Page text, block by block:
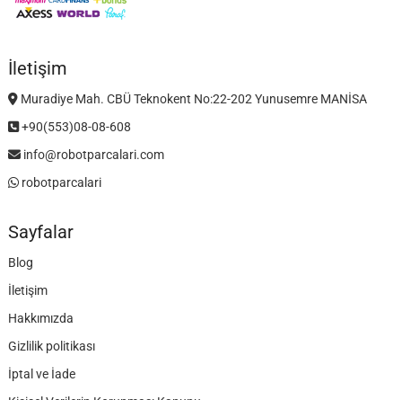
İletişim
Muradiye Mah. CBÜ Teknokent No:22-202 Yunusemre MANİSA
+90(553)08-08-608
info@robotparcalari.com
robotparcalari
Sayfalar
Blog
İletişim
Hakkımızda
Gizlilik politikası
İptal ve İade